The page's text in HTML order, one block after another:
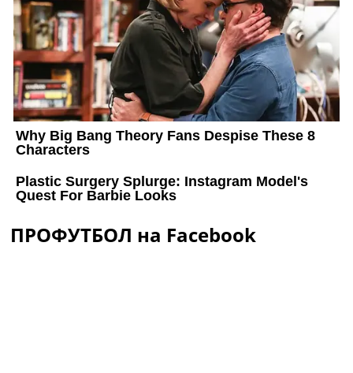
ПРОФУТБОЛ на Facebook